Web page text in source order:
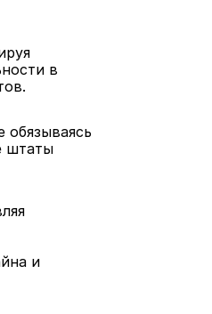
в
штаты
и